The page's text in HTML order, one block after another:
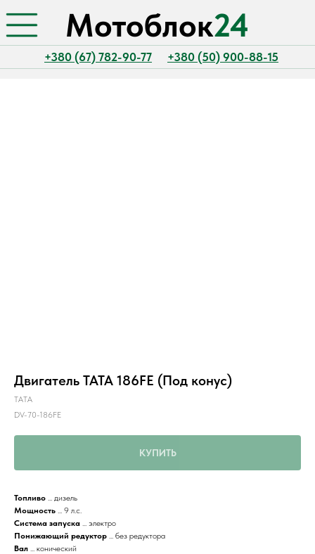
Мотоблок24
+380 (67) 782-90-77 +380 (50) 900-88-15
Двигатель TATA 186FE (Под конус)
ТАТА
DV-70-186FE
КУПИТЬ
Топливо ... дизель
Мощность ... 9 л.с.
Система запуска ... электро
Понижающий редуктор ... без редуктора
Вал ... конический